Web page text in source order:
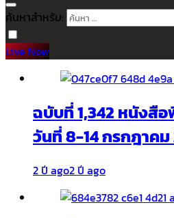
ค้นหาสำหรับ:
Live Now
ฉบับที่ 1,342 หนังสื
วันที่ 8-14 กรกฎาคม
2 ปี ago2 ปี ago